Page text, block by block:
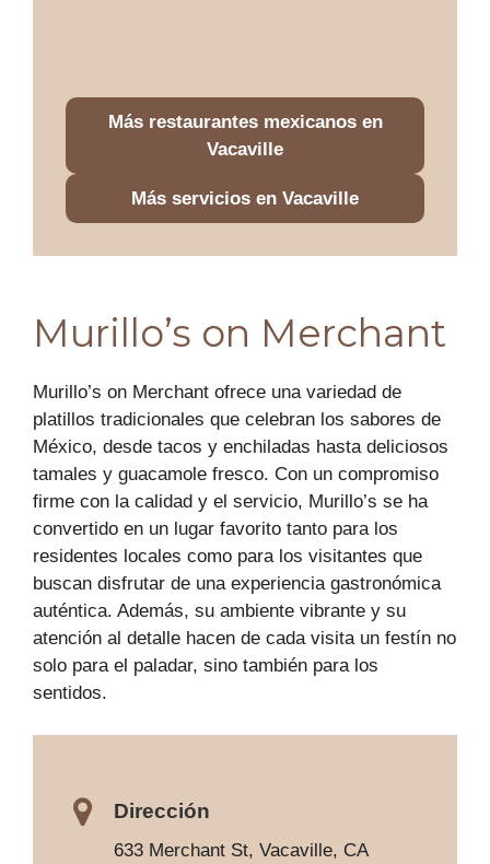
Más restaurantes mexicanos en
Vacaville
Más servicios en Vacaville
Murillo’s on Merchant
Murillo’s on Merchant ofrece una variedad de
platillos tradicionales que celebran los sabores de
México, desde tacos y enchiladas hasta deliciosos
tamales y guacamole fresco. Con un compromiso
firme con la calidad y el servicio, Murillo’s se ha
convertido en un lugar favorito tanto para los
residentes locales como para los visitantes que
buscan disfrutar de una experiencia gastronómica
auténtica. Además, su ambiente vibrante y su
atención al detalle hacen de cada visita un festín no
solo para el paladar, sino también para los
sentidos.
Dirección
633 Merchant St, Vacaville, CA